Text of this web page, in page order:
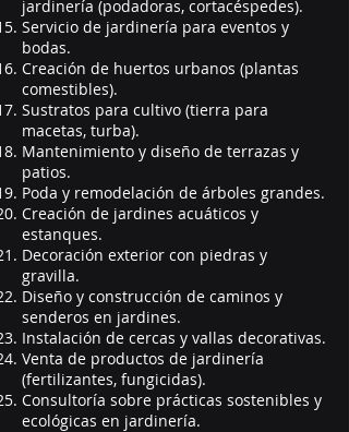
jardinería (podadoras, cortacéspedes).
Servicio de jardinería para eventos y
bodas.
Creación de huertos urbanos (plantas
comestibles).
Sustratos para cultivo (tierra para
macetas, turba).
Mantenimiento y diseño de terrazas y
patios.
Poda y remodelación de árboles grandes.
Creación de jardines acuáticos y
estanques.
Decoración exterior con piedras y
gravilla.
Diseño y construcción de caminos y
senderos en jardines.
Instalación de cercas y vallas decorativas.
Venta de productos de jardinería
(fertilizantes, fungicidas).
Consultoría sobre prácticas sostenibles y
ecológicas en jardinería.